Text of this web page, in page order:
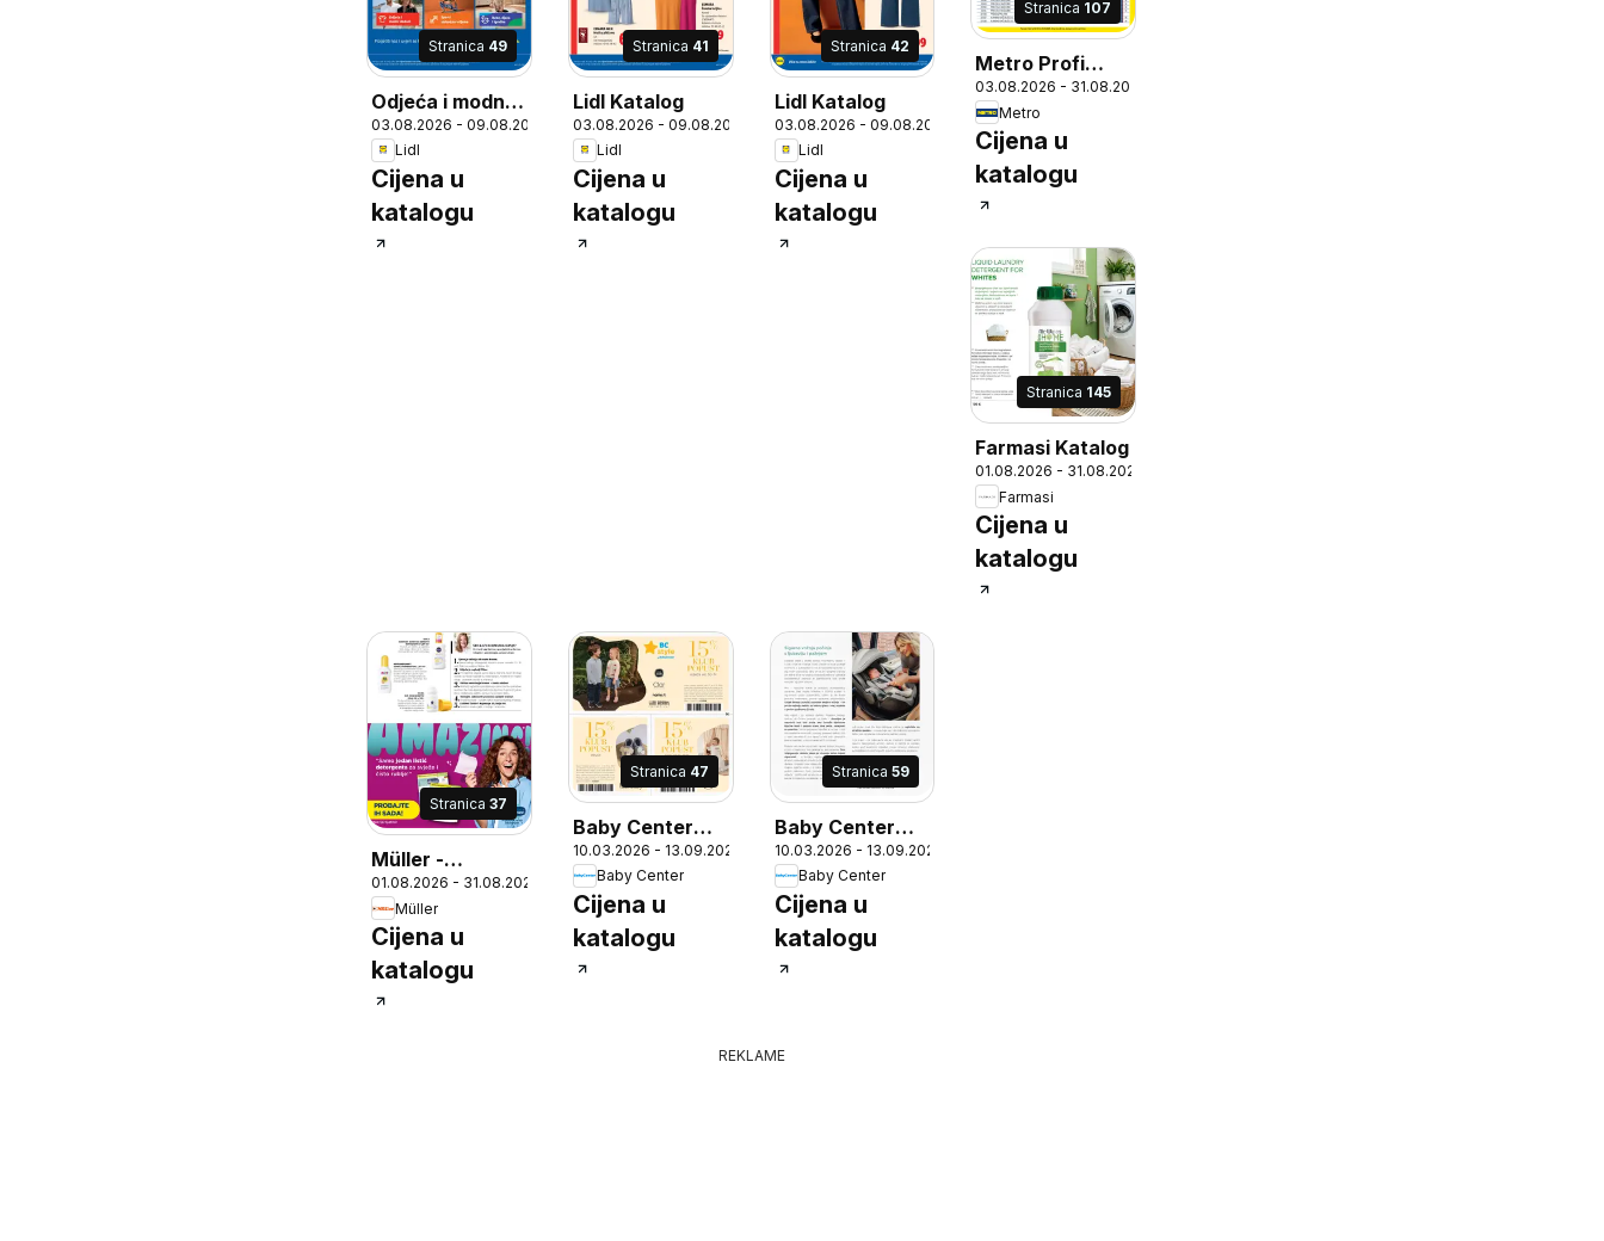
Stranica 49
Odjeća i modni
dodaci, Par
odjeće na plaži
03.08.2026 - 09.08.2026
Lidl
Cijena u
katalogu
Stranica 41
Lidl Katalog
03.08.2026 - 09.08.2026
Lidl
Cijena u
katalogu
Stranica 42
Lidl Katalog
03.08.2026 - 09.08.2026
Lidl
Cijena u
katalogu
Stranica 107
Metro Profi
cijena
03.08.2026 - 31.08.2026
Metro
Cijena u
katalogu
Stranica 145
Farmasi Katalog
01.08.2026 - 31.08.2026
Farmasi
Cijena u
katalogu
Stranica 37
Müller -
Lifestyle
01.08.2026 - 31.08.2026
Müller
Cijena u
katalogu
Stranica 47
Baby Center
Katalog
10.03.2026 - 13.09.2026
Baby Center
Cijena u
katalogu
Stranica59
Baby Center
Katalog
10.03.2026 - 13.09.2026
Baby Center
Cijena u
katalogu
REKLAME